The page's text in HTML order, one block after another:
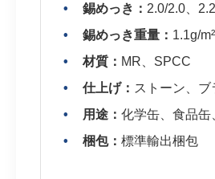
錫めっき： 2.0/2.0、
錫めっき重量： 1.1g/
材質： MR、SPCC
仕上げ： ストーン、
用途： 化学缶、食品缶
梱包： 標準輸出梱包